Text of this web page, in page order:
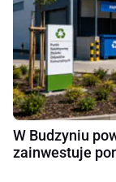
W Budzyniu
zainwestuje